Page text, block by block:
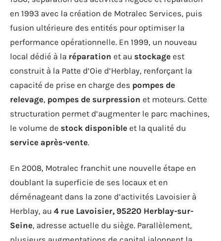
en 1993 avec la création de Motralec Services, puis
fusion ultérieure des entités pour optimiser la
performance opérationnelle. En 1999, un nouveau
local dédié à la réparation et au stockage est
construit à la Patte d’Oie d’Herblay, renforçant la
capacité de prise en charge des pompes de
relevage, pompes de surpression et moteurs. Cette
structuration permet d’augmenter le parc machines,
le volume de stock disponible et la qualité du
service après-vente.
En 2008, Motralec franchit une nouvelle étape en
doublant la superficie de ses locaux et en
déménageant dans la zone d’activités Lavoisier à
Herblay, au 4 rue Lavoisier, 95220 Herblay-sur-
Seine, adresse actuelle du siège. Parallèlement,